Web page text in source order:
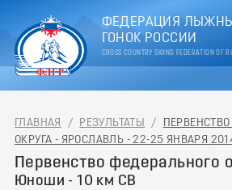
ФЕДЕРАЦИЯ
ГОНОК РОССИИ
CROSS COUNTRY SKIING FEDERATION OF
ГЛАВНАЯ / РЕЗУЛЬТАТЫ /
ОКРУГА - ЯРОСЛАВЛЬ - 22-25 ЯНВАРЯ
Первенство федерального
Юноши - 10 км СВ